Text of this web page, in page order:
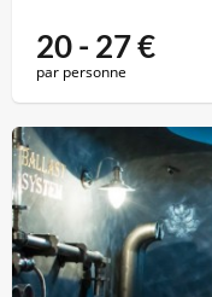
20 - 27€
par personne